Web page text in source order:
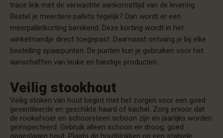
trace link met de verwachte aankomsttijd van de levering.
Bestel je meerdere pallets tegelijk? Dan wordt er een
meerpalletkorting berekend. Deze korting wordt in het
winkelmandje direct toegepast. Daarnaast ontvang je bij elke
bestelling spaarpunten. De punten kun je gebruiken voor het
aanschaffen van leuke en handige producten.
Veilig stookhout
Veilig stoken van hout begint met het zorgen voor een goed
geventileerde en geschikte haard of kachel. Zorg ervoor dat
de rookafvoer en schoorsteen schoon zijn en jaarlijks worden
geïnspecteerd. Gebruik alleen schoon en droog, goed
opgeslagen hout. Plaats de houtblokken op een stabiele